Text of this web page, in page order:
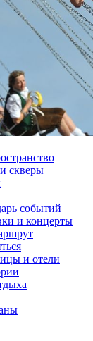
скверы
событий
и концерты
и отели